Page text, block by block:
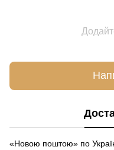
«Новою поштою» по